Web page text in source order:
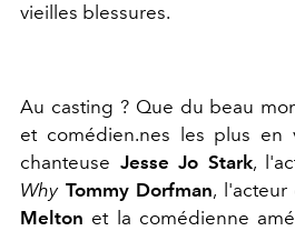
vieilles blessures.
Au casting ? Que du beau
et comédien.nes les plus
chanteuse Jesse Jo Stark,
Why Tommy Dorfman, l'acteur
Melton et la comédienne